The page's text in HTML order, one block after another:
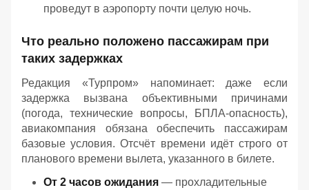
проведут в аэропорту почти целую ночь.
Что реально положено пассажирам при
таких задержках
Редакция «Турпром» напоминает: даже если
задержка вызвана объективными причинами
(погода, технические вопросы, БПЛА-опасность),
авиакомпания обязана обеспечить пассажирам
базовые условия. Отсчёт времени идёт строго от
планового времени вылета, указанного в билете.
От 2 часов ожидания — прохладительные